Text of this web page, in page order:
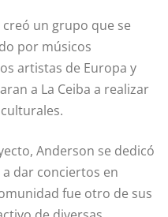
un grupo que se
por músicos
artistas de Europa y
a La Ceiba a realizar
Anderson se dedicó
dar conciertos en
fue otro de sus